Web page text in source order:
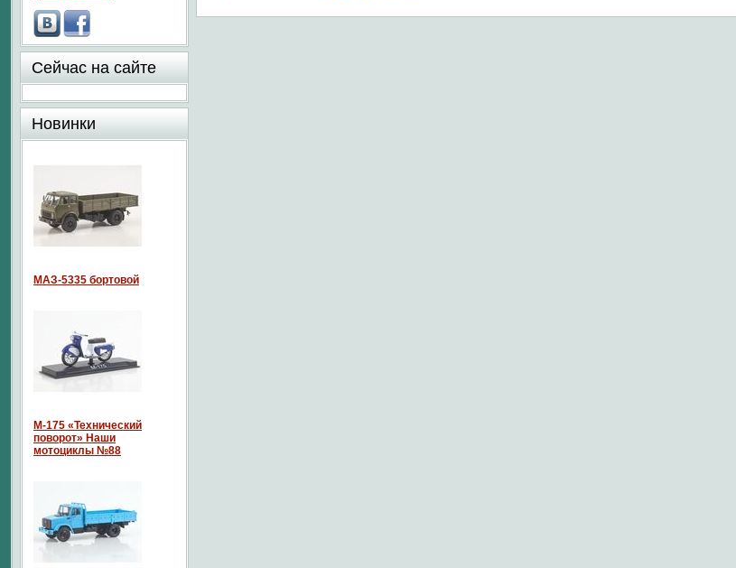
Сейчас на сайте
Новинки
МАЗ-5335 бортовой
М-175 «Технический
поворот» Наши
мотоциклы №88